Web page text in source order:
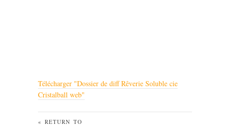
Télécharger "Dossier de diff Rêverie Soluble cie
Cristalball web"
« RETURN TO